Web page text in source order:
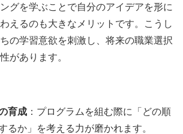
グを学ぶことで自分のアイデアを形に
えるのも大きなメリットです。こうし
の学習意欲を刺激し、将来の職業選択
があります。
育成 ：プログラムを組む際に「どの順
るか」を考える力が磨かれます。